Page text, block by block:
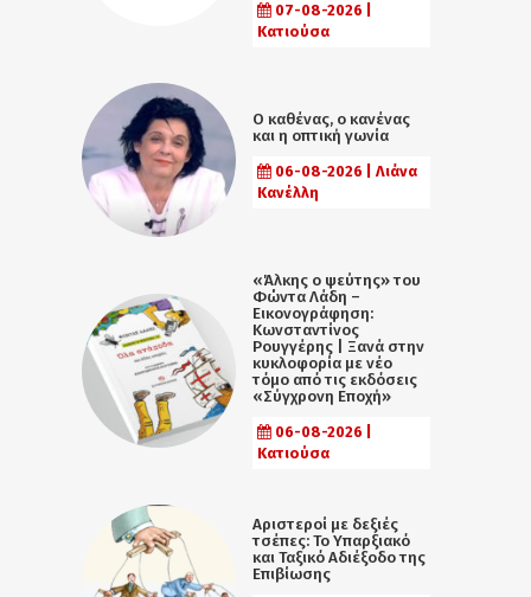
07-08-2026 |
Κατιούσα
Ο καθένας, ο κανένας
και η οπτική γωνία
06-08-2026 | Λιάνα
Κανέλλη
«Άλκης ο ψεύτης» του
Φώντα Λάδη –
Εικονογράφηση:
Κωνσταντίνος
Ρουγγέρης | Ξανά στην
κυκλοφορία με νέο
τόμο από τις εκδόσεις
«Σύγχρονη Εποχή»
06-08-2026 |
Κατιούσα
Αριστεροί με δεξιές
τσέπες: Το Υπαρξιακό
και Ταξικό Αδιέξοδο της
Επιβίωσης